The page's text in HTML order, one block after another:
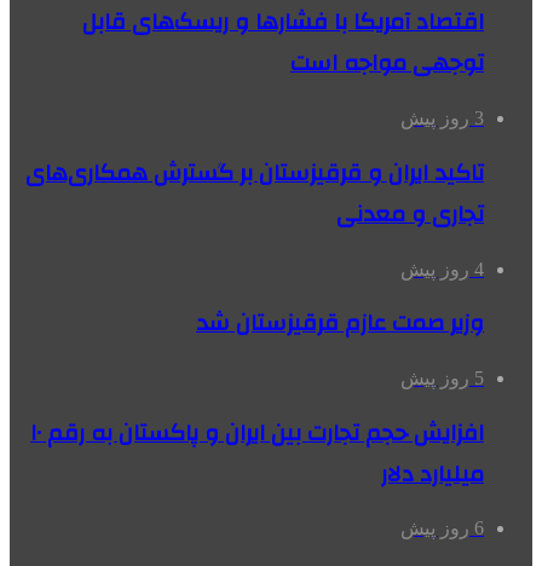
اقتصاد آمریکا با فشارها و ریسک‌های قابل
توجهی مواجه است
3 روز پیش
تاکید ایران و قرقیزستان بر گسترش همکاری‌های
تجاری و معدنی
4 روز پیش
وزیر صمت عازم قرقیزستان شد
5 روز پیش
افزایش حجم تجارت بین ایران و پاکستان به رقم ۱۰
میلیارد دلار
6 روز پیش